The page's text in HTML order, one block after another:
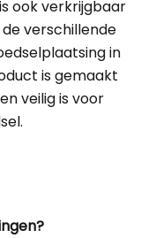
ook verkrijgbaar
verschillende
in
is gemaakt
veilig is voor